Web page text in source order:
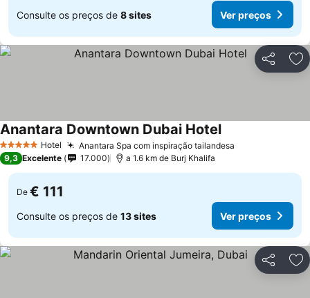
Consulte os preços de 8 sites Ver preços
Partilhar
5 Estrelas Hotel Anantara Spa com inspiração tailandesa
Anantara Downtown Dubai Hotel
9,3 Excelente 17.000 a 1.6 km de Burj Khalifa
De € 111
Consulte os preços de 13 sites Ver preços
Partilhar